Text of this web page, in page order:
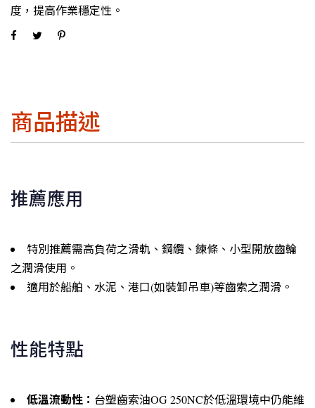
度，提高作業穩定性。
商品描述
推薦應用
特別推薦需高負荷之滑軌、鋼纜、鍊條、小型開放齒輪
之潤滑使用。
適用於船舶、水泥、港口(如裝卸吊車)等齒索之潤滑。
性能特點
低溫流動性： 台塑齒索油OG 250NC於低溫環境中仍能維